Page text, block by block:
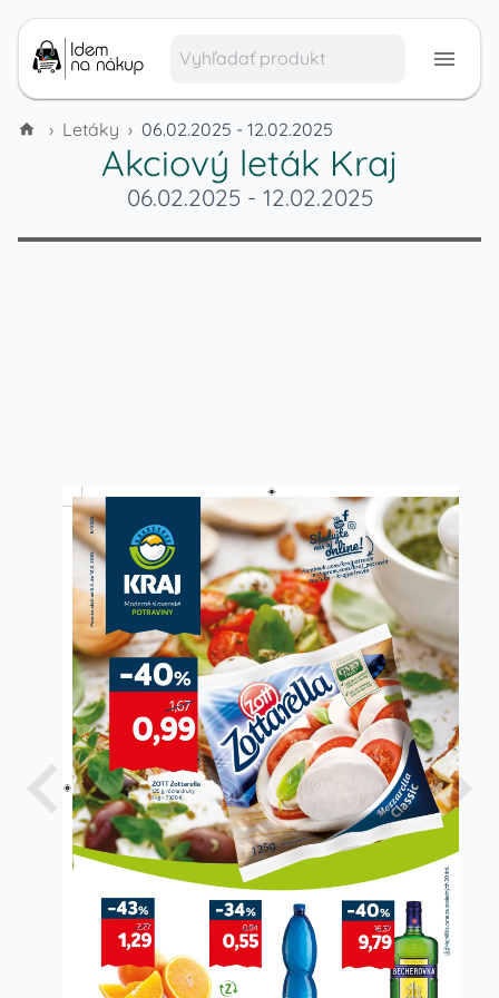
› Letáky › 06.02.2025 - 12.02.2025
Akciový leták Kraj
06.02.2025 - 12.02.2025